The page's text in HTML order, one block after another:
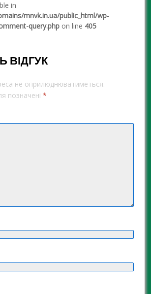
in
mnvk.in.ua/public_html/wp-
query.php on line 405
ВІДГУК
не оприлюднюватиметься.
позначені *